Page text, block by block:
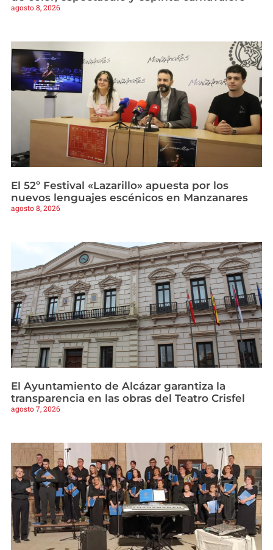
agosto 8, 2026
El 52º Festival «Lazarillo» apuesta por los
nuevos lenguajes escénicos en Manzanares
agosto 8, 2026
El Ayuntamiento de Alcázar garantiza la
transparencia en las obras del Teatro Crisfel
agosto 7, 2026